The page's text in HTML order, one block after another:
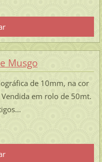
Musgo
de 10mm, na cor
em rolo de 50mt.